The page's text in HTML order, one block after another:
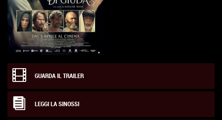
GUARDA IL TRAILER
LEGGI LA SINOSSI